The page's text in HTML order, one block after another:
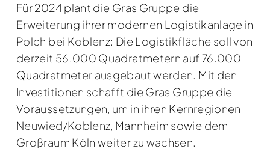
Für 2024 plant die Gras Gruppe die
Erweiterung ihrer modernen Logistikanlage in
Polch bei Koblenz: Die Logistikfläche soll von
derzeit 56.000 Quadratmetern auf 76.000
Quadratmeter ausgebaut werden. Mit den
Investitionen schafft die Gras Gruppe die
Voraussetzungen, um in ihren Kernregionen
Neuwied/Koblenz, Mannheim sowie dem
Großraum Köln weiter zu wachsen.